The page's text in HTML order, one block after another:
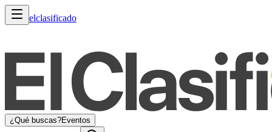
elclasificado
¿Qué buscas?Eventos